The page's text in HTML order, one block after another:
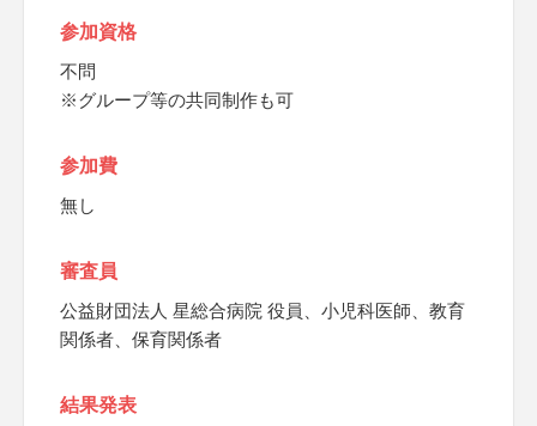
参加資格
不問
※グループ等の共同制作も可
参加費
無し
審査員
公益財団法人 星総合病院 役員、小児科医師、教育
関係者、保育関係者
結果発表